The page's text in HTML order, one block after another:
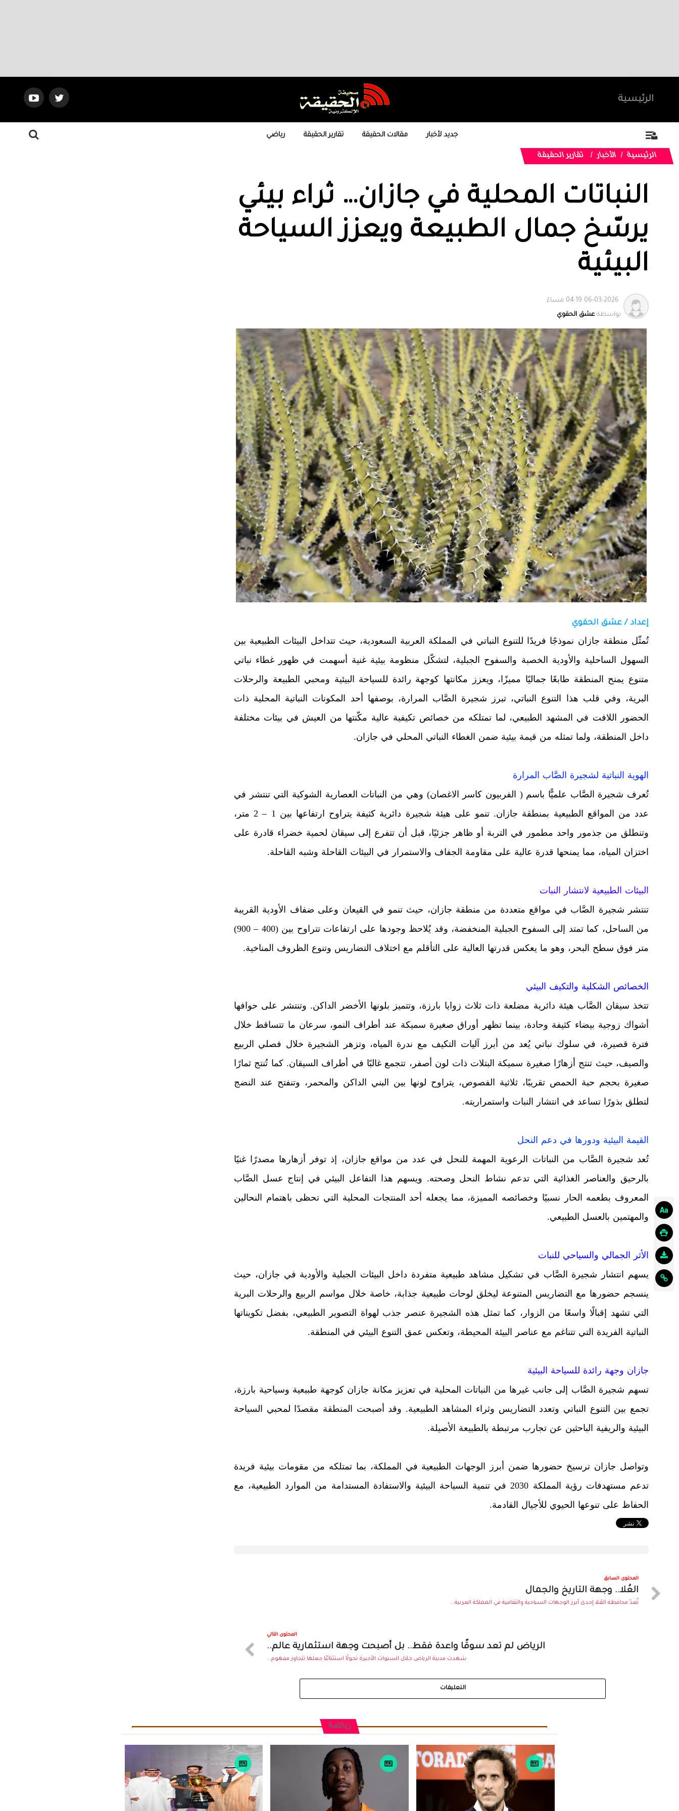
الرئيسية
جديد لأخبار مقالات الحقيقة تقارير الحقيقة رياضي
الرئيسية الأخبار تقارير الحقيقة
النباتات المحلية في جازان… ثراء بيئي
يرسّخ جمال الطبيعة ويعزز السياحة
البيئية
بواسطةعشق الحقوي
إعداد / عشق الحقوي
تُمثّل منطقة جازان نموذجًا فريدًا للتنوع النباتي في المملكة العربية السعودية، حيث تتداخل البيئات الطبيعية بين
السهول الساحلية والأودية الخصبة والسفوح الجبلية، لتشكّل منظومة بيئية غنية أسهمت في ظهور غطاء نباتي
متنوع يمنح المنطقة طابعًا جماليًا مميزًا، ويعزز مكانتها كوجهة رائدة للسياحة البيئية ومحبي الطبيعة والرحلات
البرية، وفي قلب هذا التنوع النباتي، تبرز شجيرة الصَّاب المرارة، بوصفها أحد المكونات النباتية المحلية ذات
الحضور اللافت في المشهد الطبيعي، لما تمتلكه من خصائص تكيفية عالية مكّنتها من العيش في بيئات مختلفة
داخل المنطقة، ولما تمثله من قيمة بيئية ضمن الغطاء النباتي المحلي في جازان.
الهوية النباتية لشجيرة الصَّاب المرارة
تُعرف شجيرة الصَّاب علميًّا باسم ( الفربيون كاسر الاغصان) وهي من النباتات العصارية الشوكية التي تنتشر في
عدد من المواقع الطبيعية بمنطقة جازان. تنمو على هيئة شجيرة دائرية كثيفة يتراوح ارتفاعها بين 1 – 2 متر،
وتنطلق من جذمور واحد مطمور في التربة أو ظاهر جزئيًا، قبل أن تتفرع إلى سيقان لحمية خضراء قادرة على
اختزان المياه، مما يمنحها قدرة عالية على مقاومة الجفاف والاستمرار في البيئات القاحلة وشبه القاحلة.
البيئات الطبيعية لانتشار النبات
تنتشر شجيرة الصَّاب في مواقع متعددة من منطقة جازان، حيث تنمو في القيعان وعلى ضفاف الأودية القريبة
من الساحل، كما تمتد إلى السفوح الجبلية المنخفضة، وقد يُلاحظ وجودها على ارتفاعات تتراوح بين (400 – 900)
متر فوق سطح البحر، وهو ما يعكس قدرتها العالية على التأقلم مع اختلاف التضاريس وتنوع الظروف المناخية.
الخصائص الشكلية والتكيف البيئي
تتخذ سيقان الصَّاب هيئة دائرية مضلعة ذات ثلاث زوايا بارزة، وتتميز بلونها الأخضر الداكن. وتنتشر على حوافها
أشواك زوجية بيضاء كثيفة وحادة، بينما تظهر أوراق صغيرة سميكة عند أطراف النمو، سرعان ما تتساقط خلال
فترة قصيرة، في سلوك نباتي يُعد من أبرز آليات التكيف مع ندرة المياه، وتزهر الشجيرة خلال فصلي الربيع
والصيف، حيث تنتج أزهارًا صغيرة سميكة البتلات ذات لون أصفر، تتجمع غالبًا في أطراف السيقان. كما تُنتج ثمارًا
صغيرة بحجم حبة الحمص تقريبًا، ثلاثية الفصوص، يتراوح لونها بين البني الداكن والمحمر، وتنفتح عند النضج
لتطلق بذورًا تساعد في انتشار النبات واستمراريته.
القيمة البيئية ودورها في دعم النحل
تُعد شجيرة الصَّاب من النباتات الرعوية المهمة للنحل في عدد من مواقع جازان، إذ توفر أزهارها مصدرًا غنيًا
بالرحيق والعناصر الغذائية التي تدعم نشاط النحل وصحته. ويسهم هذا التفاعل البيئي في إنتاج عسل الصَّاب
المعروف بطعمه الحار نسبيًا وخصائصه المميزة، مما يجعله أحد المنتجات المحلية التي تحظى باهتمام النحالين
والمهتمين بالعسل الطبيعي.
الأثر الجمالي والسياحي للنبات
يسهم انتشار شجيرة الصَّاب في تشكيل مشاهد طبيعية متفردة داخل البيئات الجبلية والأودية في جازان، حيث
ينسجم حضورها مع التضاريس المتنوعة ليخلق لوحات طبيعية جذابة، خاصة خلال مواسم الربيع والرحلات البرية
التي تشهد إقبالًا واسعًا من الزوار، كما تمثل هذه الشجيرة عنصر جذب لهواة التصوير الطبيعي، بفضل تكويناتها
النباتية الفريدة التي تتناغم مع عناصر البيئة المحيطة، وتعكس عمق التنوع البيئي في المنطقة.
جازان وجهة رائدة للسياحة البيئية
تسهم شجيرة الصَّاب إلى جانب غيرها من النباتات المحلية في تعزيز مكانة جازان كوجهة طبيعية وسياحية بارزة،
تجمع بين التنوع النباتي وتعدد التضاريس وثراء المشاهد الطبيعية. وقد أصبحت المنطقة مقصدًا لمحبي السياحة
البيئية والريفية الباحثين عن تجارب مرتبطة بالطبيعة الأصيلة.
وتواصل جازان ترسيخ حضورها ضمن أبرز الوجهات الطبيعية في المملكة، بما تمتلكه من مقومات بيئية فريدة
تدعم مستهدفات رؤية المملكة 2030 في تنمية السياحة البيئية والاستفادة المستدامة من الموارد الطبيعية، مع
الحفاظ على تنوعها الحيوي للأجيال القادمة.
المحتوى السابق
العُلا.. وجهة التاريخ والجمال
تُعدّ محافظة العُلا إحدى أبرز الوجهات السياحية والثقافية في المملكة العربية...
المحتوى التالي
الرياض لم تعد سوقًا واعدة فقط.. بل أصبحت وجهة استثمارية عالم..
شهدت مدينة الرياض خلال السنوات الأخيرة تحولًا استثنائيًا جعلها تتجاوز مفهوم...
التعليقات
رياضة